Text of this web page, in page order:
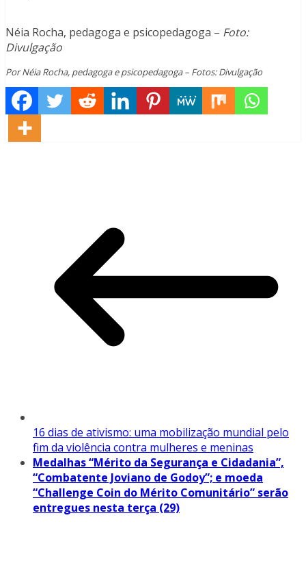
Néia Rocha, pedagoga e psicopedagoga – Foto:
Divulgação
Por Néia Rocha, pedagoga e psicopedagoga – Fotos: Divulgação
16 dias de ativismo: uma mobilização mundial pelo
fim da violência contra mulheres e meninas
Medalhas “Mérito da Segurança e Cidadania”,
“Combatente Joviano de Godoy”; e moeda
“Challenge Coin do Mérito Comunitário” serão
entregues nesta terça (29)